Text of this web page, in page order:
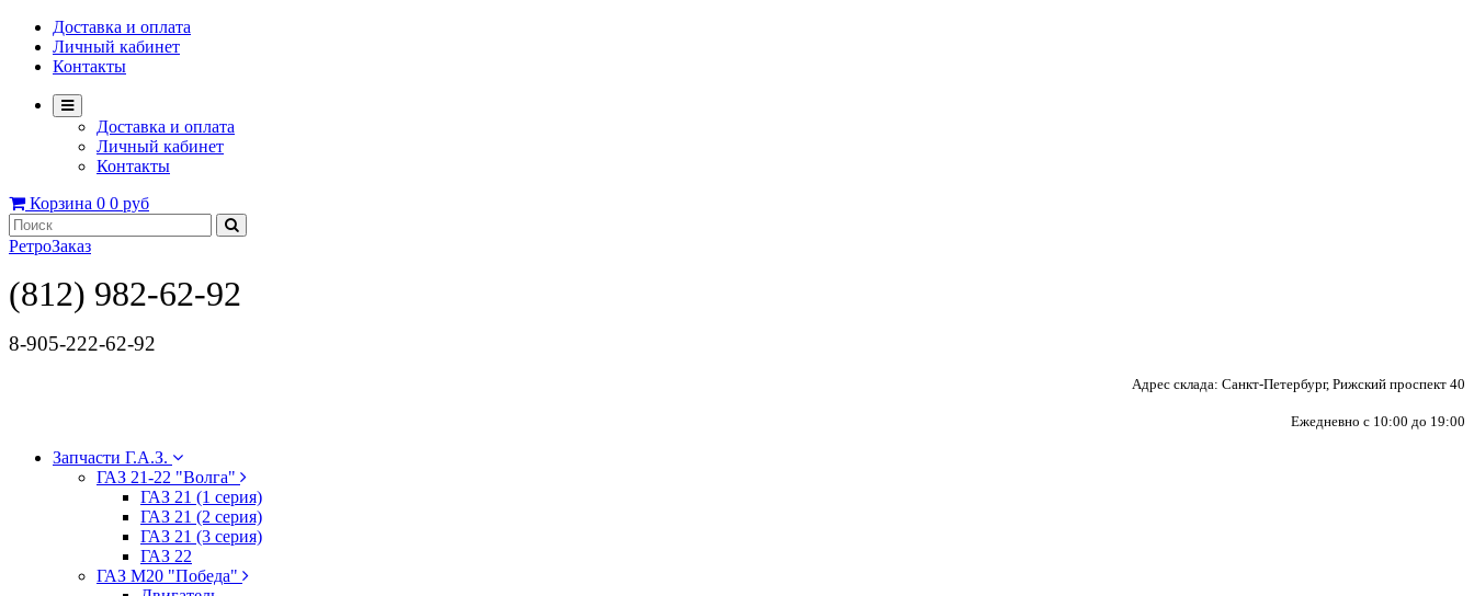
Доставка и оплата
Личный кабинет
Контакты
Доставка и оплата
Личный кабинет
Контакты
Корзина 0 0 руб
РетроЗаказ
(812) 982-62-92
8-905-222-62-92
Адрес склада: Санкт-Петербург, Рижский проспект 40
Ежедневно с 10:00 до 19:00
Запчасти Г.А.З.
ГАЗ 21-22 "Волга"
ГАЗ 21 (1 серия)
ГАЗ 21 (2 серия)
ГАЗ 21 (3 серия)
ГАЗ 22
ГАЗ М20 "Победа"